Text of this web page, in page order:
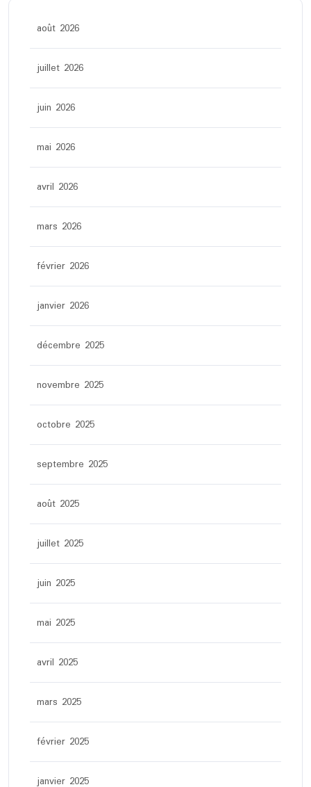
août 2026
juillet 2026
juin 2026
mai 2026
avril 2026
mars 2026
février 2026
janvier 2026
décembre 2025
novembre 2025
octobre 2025
septembre 2025
août 2025
juillet 2025
juin 2025
mai 2025
avril 2025
mars 2025
février 2025
janvier 2025